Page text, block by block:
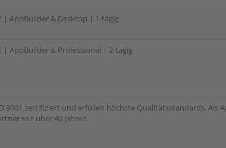
| AppBuilder & Desktop | 1-tägig
| AppBuilder & Professional | 2-tägig
9001 zertifiziert und erfüllen höchste Qualitätsstandards. Als
seit über 40 Jahren.